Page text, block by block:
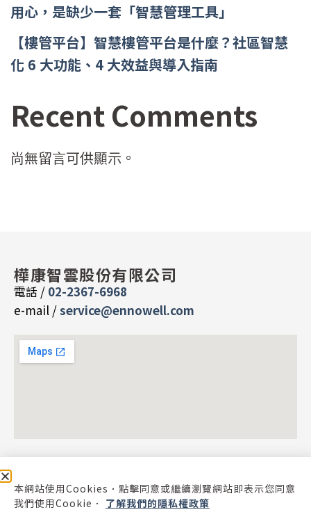
用心，是缺少一套「智慧管理工具」
【樓管平台】智慧樓管平台是什麼？社區智慧
化 6 大功能、4 大效益與導入指南
Recent Comments
尚無留言可供顯示。
樺康智雲股份有限公司
電話 / 02-2367-6968
e-mail /service@ennowell.com
本網站使用Cookies．點擊同意或繼續瀏覽網站即表示您同意
我們使用Cookie． 了解我們的隱私權政策